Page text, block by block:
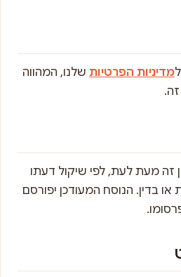
מדיניות הפרטיות שלנו, המהווה
זה מעת לעת, לפי שיקול דעתו
או בדין. הנוסח המעודכן יפורסם